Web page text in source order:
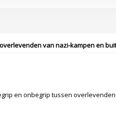
van nazi-kampen en
en onbegrip tussen